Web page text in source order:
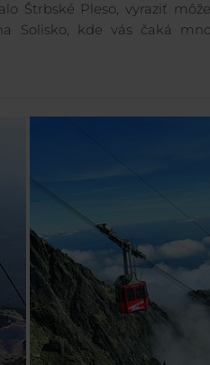
Štrbské Pleso, vyraziť
Solisko, kde vás čaká